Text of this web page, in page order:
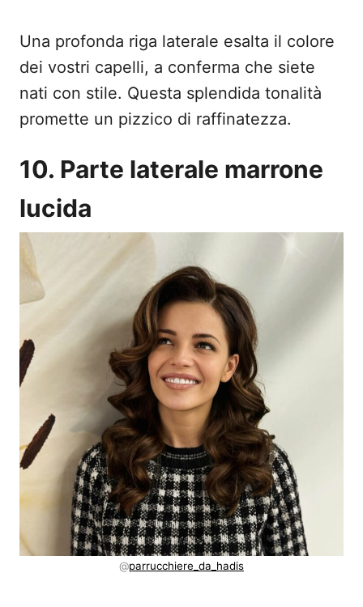
Una profonda riga laterale esalta il colore
dei vostri capelli, a conferma che siete
nati con stile. Questa splendida tonalità
promette un pizzico di raffinatezza.
10. Parte laterale marrone
lucida
@parrucchiere_da_hadis